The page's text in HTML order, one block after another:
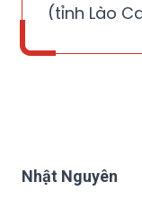
(tỉnh Lào
Nhật Nguyên